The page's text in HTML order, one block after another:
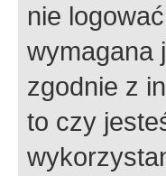
nie
wymagana
zgodnie z
to czy